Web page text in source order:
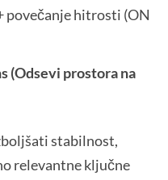
povečanje hitrosti (ON
(Odsevi prostora na
stabilnost,
relevantne ključne